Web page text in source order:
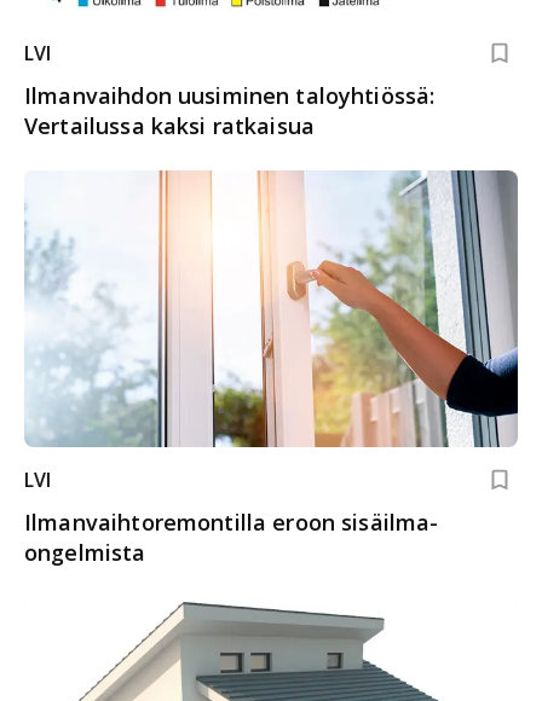
LVI
Ilmanvaihdon uusiminen taloyhtiössä:
Vertailussa kaksi ratkaisua
LVI
Ilmanvaihto­remontilla eroon sisäilma­
ongelmista